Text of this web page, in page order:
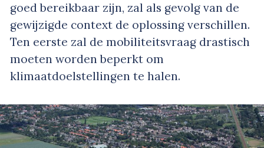
goed bereikbaar zijn, zal als gevolg van de
gewijzigde context de oplossing verschillen.
Ten eerste zal de mobiliteitsvraag drastisch
moeten worden beperkt om
klimaatdoelstellingen te halen.